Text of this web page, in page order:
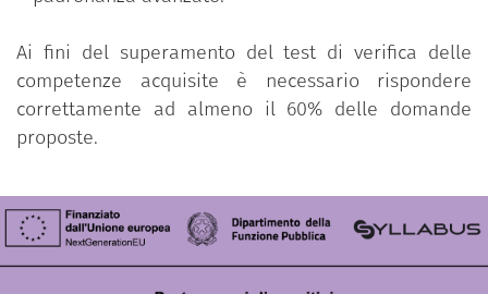
Ai fini del superamento del test di verifica delle
competenze acquisite è necessario rispondere
correttamente ad almeno il 60% delle domande
proposte.